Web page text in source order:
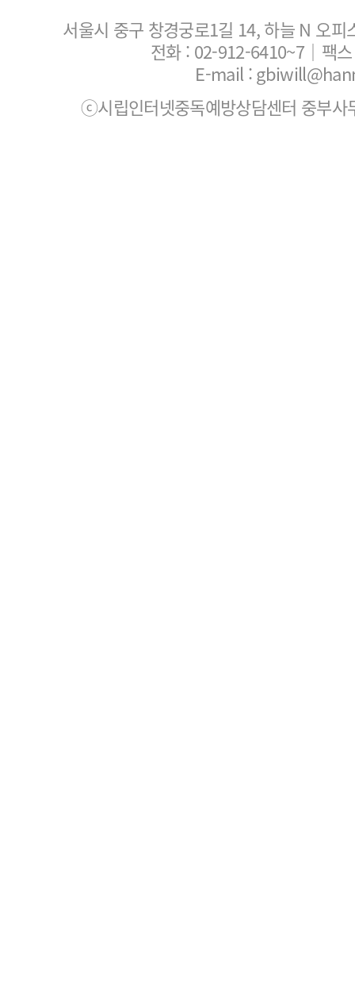
서울시 중구 창경궁로1길 14, 하늘 N 오
전화 : 02-912-6410~7 ｜팩
E-mail :
ⓒ시립인터넷중독예방상담센터 중부